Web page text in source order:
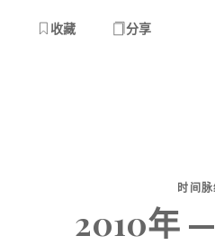
收藏 分享
时间脉
2010年